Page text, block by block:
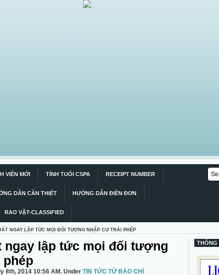
VIÊN MỚI TÍNH TUỔI CSPA RECEIPT NUMBER
DẪN CẦN THIẾT HƯỚNG DẪN ĐIỀN ĐƠN
RAO VẶT-CLASSIFIED
NGAY LẬP TỨC MỌI ĐỐI TƯỢNG NHẬP CƯ TRÁI PHÉP
ngay lập tức mọi đối tượng
8th, 2014 10:56 AM. Under TIN TỨC TỪ BÁO CHÍ
THÔNG